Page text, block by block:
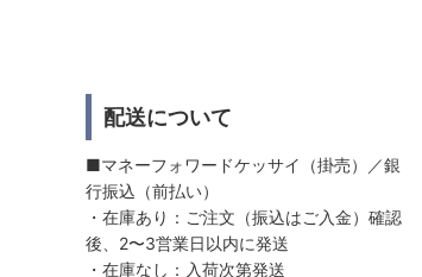
配送について
■マネーフォワードケッサイ（掛売）／銀
行振込（前払い）
・在庫あり：ご注文（振込はご入金）確認
後、2〜3営業日以内に発送
・在庫なし：入荷次第発送